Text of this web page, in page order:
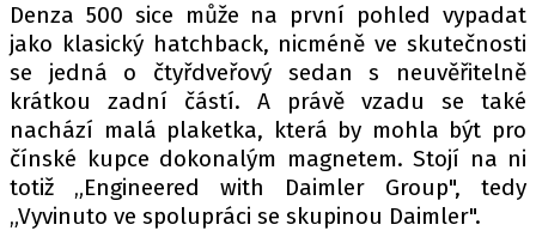
SLEDUJTE NÁS NA|
Máte příběh, fotku nebo video?
Pošlete e-mail na autoroad.cz
Denza 500 sice může na první pohled vypadat
jako klasický hatchback, nicméně ve skutečnosti
se jedná o čtyřdveřový sedan s neuvěřitelně
krátkou zadní částí. A právě vzadu se také
nachází malá plaketka, která by mohla být pro
čínské kupce dokonalým magnetem. Stojí na ni
totiž „Engineered with Daimler Group", tedy
„Vyvinuto ve spolupráci se skupinou Daimler".